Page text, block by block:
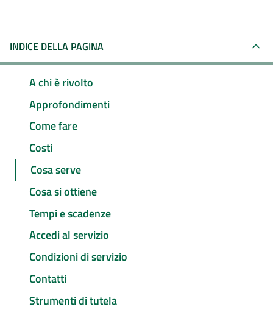
INDICE DELLA PAGINA
A chi è rivolto
Approfondimenti
Come fare
Costi
Cosa serve
Cosa si ottiene
Tempi e scadenze
Accedi al servizio
Condizioni di servizio
Contatti
Strumenti di tutela